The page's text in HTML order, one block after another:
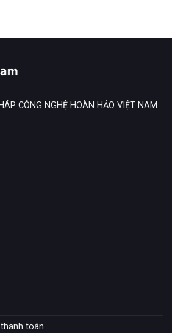
CÔNG NGHỆ HOÀN HẢO VIỆT NAM
toán